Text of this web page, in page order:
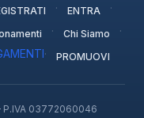
· ENTRA ·
· Chi Siamo ·
· PROMUOVI
03772060046